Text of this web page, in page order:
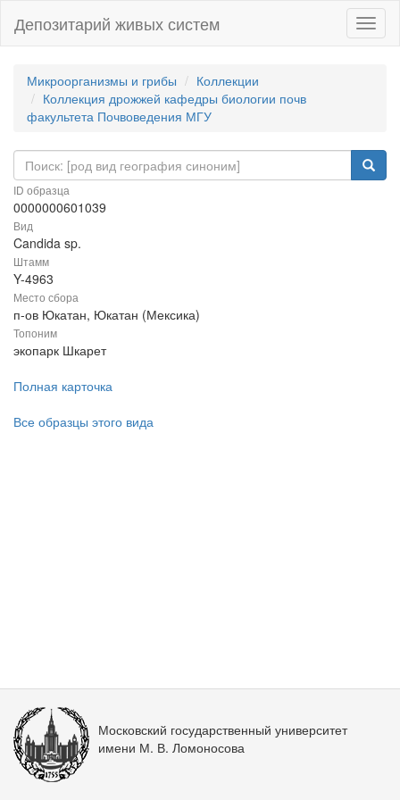
Депозитарий живых систем
Микроорганизмы и грибы
Коллекции
Коллекция дрожжей кафедры биологии почв
факультета Почвоведения МГУ
ID образца
0000000601039
Вид
Candida sp.
Штамм
Y-4963
Место сбора
п-ов Юкатан, Юкатан (Мексика)
Топоним
экопарк Шкарет
Полная карточка
Все образцы этого вида
Московский государственный университет
имени М. В. Ломоносова